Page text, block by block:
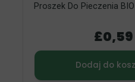
Proszek Do Pieczenia
£0,59
Dodaj do